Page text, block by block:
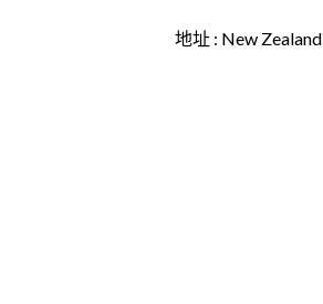
地址 : New Zealand